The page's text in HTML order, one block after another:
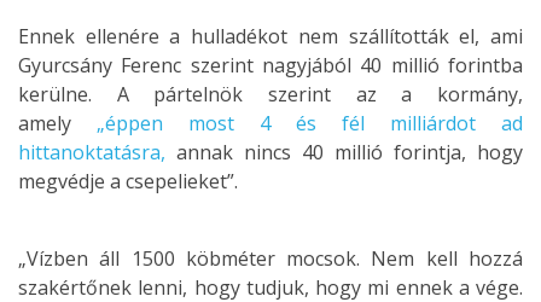
Ennek ellenére a hulladékot nem szállították el, ami
Gyurcsány Ferenc szerint nagyjából 40 millió forintba
kerülne. A pártelnök szerint az a kormány,
amely „éppen most 4 és fél milliárdot ad
hittanoktatásra, annak nincs 40 millió forintja, hogy
megvédje a csepelieket”.
„Vízben áll 1500 köbméter mocsok. Nem kell hozzá
szakértőnek lenni, hogy tudjuk, hogy mi ennek a vége.